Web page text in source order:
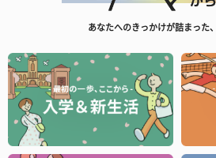
あなたへのきっかけが詰まった